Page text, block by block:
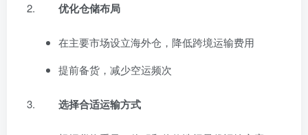
优化仓储布局
在主要市场设立海外仓，降低跨境运输费用
提前备货，减少空运频次
选择合适运输方式